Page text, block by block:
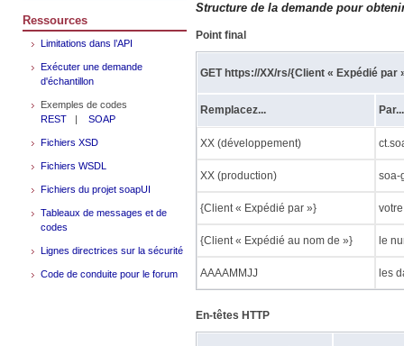
Ressources
Limitations dans l’API
Exécuter une demande
d'échantillon
Exemples de codes
REST | SOAP
Fichiers XSD
Fichiers WSDL
Fichiers du projet soapUI
Tableaux de messages et de
codes
Lignes directrices sur la sécurité
Code de conduite pour le forum
Structure de la demande pour
Point final
GET https://XX/rs/{Client « Expédié
Remplacez... Par...
XX (développement)
XX (production) soa-
{Client « Expédié par »}
{Client « Expédié au nom de »} le
AAAAMMJJ les
En-têtes HTTP